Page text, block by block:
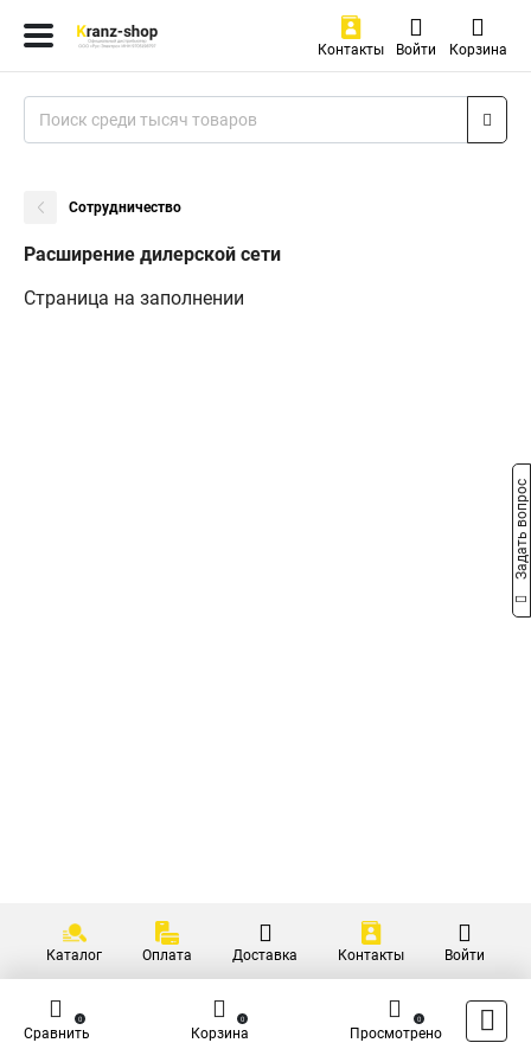
Контакты Войти Корзина
Сотрудничество
Расширение дилерской сети
Страница на заполнении
Каталог Оплата Доставка Контакты Войти
Сравнить
0
Корзина
0
Просмотрено
0
Задать вопрос